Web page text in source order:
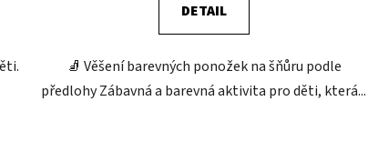
DETAIL
🧦 Věšení barevných ponožek na šňůru podle
předlohy Zábavná a barevná aktivita pro děti, která...